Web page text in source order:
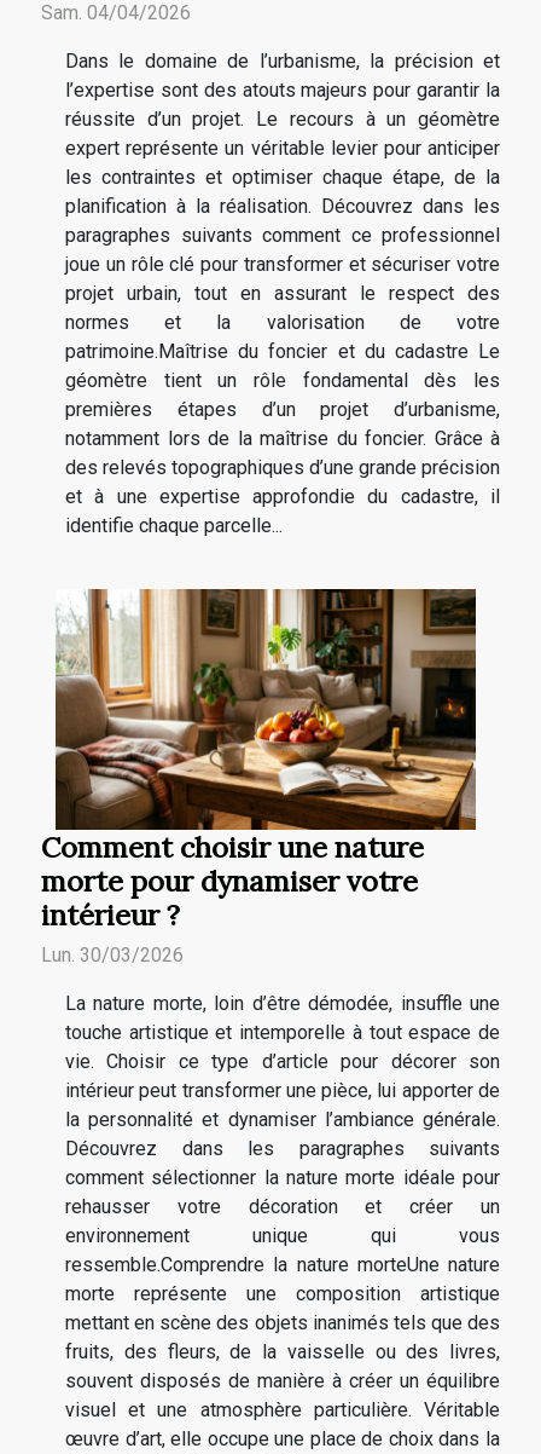
Sam. 04/04/2026
Dans le domaine de l’urbanisme, la précision et
l’expertise sont des atouts majeurs pour garantir la
réussite d’un projet. Le recours à un géomètre
expert représente un véritable levier pour anticiper
les contraintes et optimiser chaque étape, de la
planification à la réalisation. Découvrez dans les
paragraphes suivants comment ce professionnel
joue un rôle clé pour transformer et sécuriser votre
projet urbain, tout en assurant le respect des
normes et la valorisation de votre
patrimoine.Maîtrise du foncier et du cadastre Le
géomètre tient un rôle fondamental dès les
premières étapes d’un projet d’urbanisme,
notamment lors de la maîtrise du foncier. Grâce à
des relevés topographiques d’une grande précision
et à une expertise approfondie du cadastre, il
identifie chaque parcelle...
Comment choisir une nature
morte pour dynamiser votre
intérieur ?
Lun. 30/03/2026
La nature morte, loin d’être démodée, insuffle une
touche artistique et intemporelle à tout espace de
vie. Choisir ce type d’article pour décorer son
intérieur peut transformer une pièce, lui apporter de
la personnalité et dynamiser l’ambiance générale.
Découvrez dans les paragraphes suivants
comment sélectionner la nature morte idéale pour
rehausser votre décoration et créer un
environnement unique qui vous
ressemble.Comprendre la nature morteUne nature
morte représente une composition artistique
mettant en scène des objets inanimés tels que des
fruits, des fleurs, de la vaisselle ou des livres,
souvent disposés de manière à créer un équilibre
visuel et une atmosphère particulière. Véritable
œuvre d’art, elle occupe une place de choix dans la